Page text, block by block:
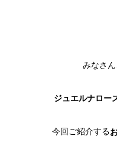
みなさ
ジュエルナロー
今回ご紹介する